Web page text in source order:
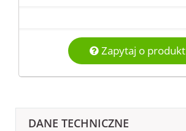
Zapytaj o produkt
DANE TECHNICZNE